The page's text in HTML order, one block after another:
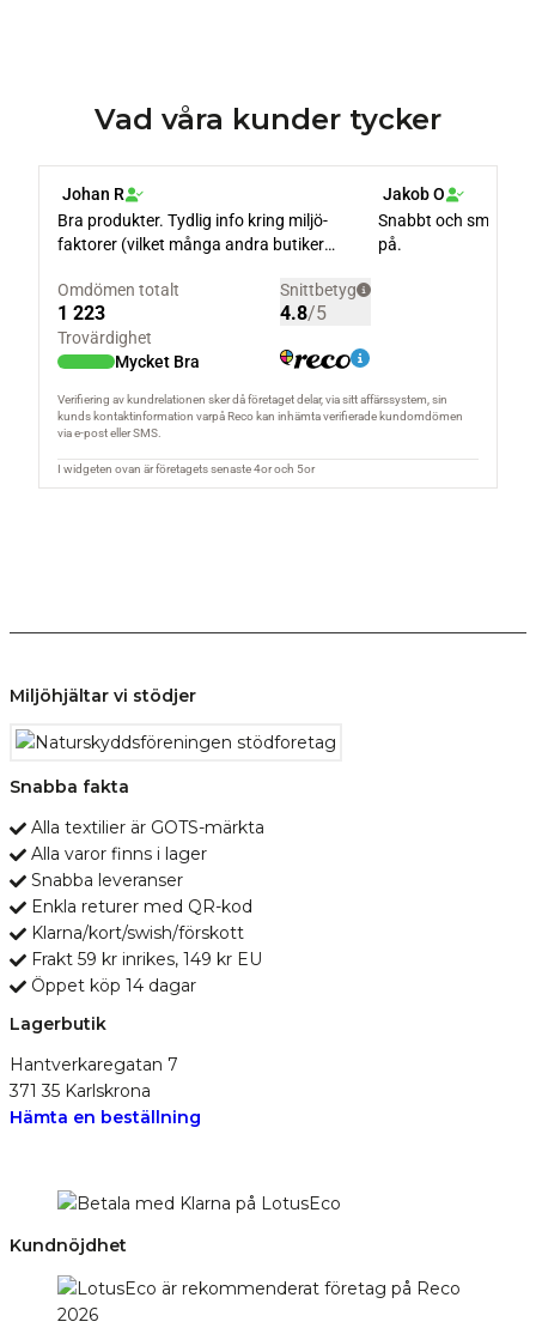
Vad våra kunder tycker
Miljöhjältar vi stödjer
Snabba fakta
Alla textilier är GOTS-märkta
Alla varor finns i lager
Snabba leveranser
Enkla returer med QR-kod
Klarna/kort/swish/förskott
Frakt 59 kr inrikes, 149 kr EU
Öppet köp 14 dagar
Lagerbutik
Hantverkaregatan 7
371 35 Karlskrona
Hämta en beställning
Kundnöjdhet